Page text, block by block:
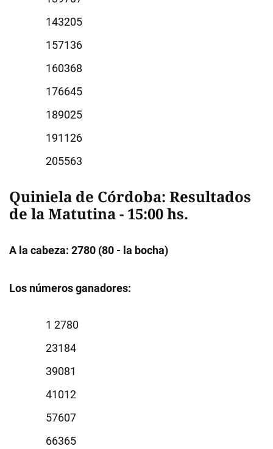
3205
7136
0368
6645
9025
1126
5563
Quiniela de Córdoba: Resultados
de la Matutina - 15:00 hs.
A la cabeza: 2780 (80 - la bocha)
Los números ganadores:
2780
3184
9081
1012
7607
6365